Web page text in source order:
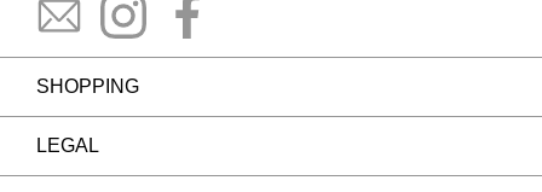
SHOPPING
LEGAL